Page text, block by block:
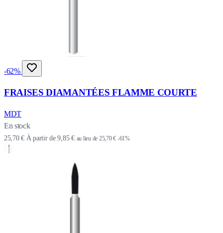
-62%
FRAISES DIAMANTÉES FLAMME COURTE
MDT
En stock
25,70 € À partir de 9,85 € au lieu de 25,70 € -61%